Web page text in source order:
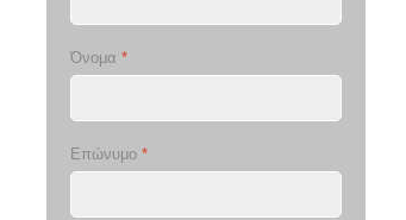
Όνομα *
Επώνυμο *